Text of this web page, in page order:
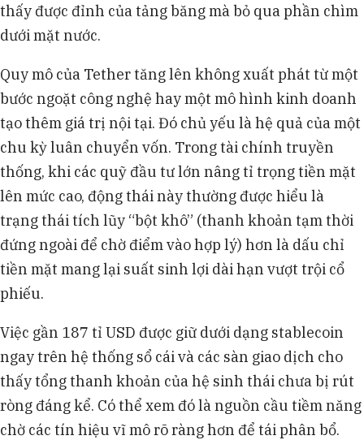
thấy được đỉnh của tảng băng mà bỏ qua phần chìm
dưới mặt nước.
Quy mô của Tether tăng lên không xuất phát từ một
bước ngoặt công nghệ hay một mô hình kinh doanh
tạo thêm giá trị nội tại. Đó chủ yếu là hệ quả của một
chu kỳ luân chuyển vốn. Trong tài chính truyền
thống, khi các quỹ đầu tư lớn nâng tỉ trọng tiền mặt
lên mức cao, động thái này thường được hiểu là
trạng thái tích lũy “bột khô” (thanh khoản tạm thời
đứng ngoài để chờ điểm vào hợp lý) hơn là dấu chỉ
tiền mặt mang lại suất sinh lợi dài hạn vượt trội cổ
phiếu.
Việc gần 187 tỉ USD được giữ dưới dạng stablecoin
ngay trên hệ thống sổ cái và các sàn giao dịch cho
thấy tổng thanh khoản của hệ sinh thái chưa bị rút
ròng đáng kể. Có thể xem đó là nguồn cầu tiềm năng
chờ các tín hiệu vĩ mô rõ ràng hơn để tái phân bổ.